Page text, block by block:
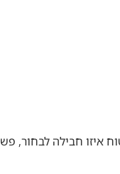
חבילה לבחור,